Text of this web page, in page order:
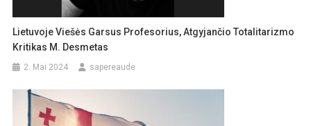
Lietuvoje Viešės Garsus Profesorius, Atgyjančio Totalitarizmo
Kritikas M. Desmetas
2. Mai 2024 sapereaude